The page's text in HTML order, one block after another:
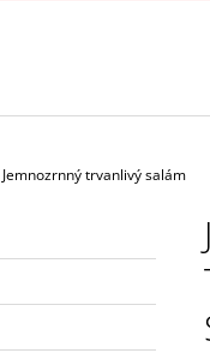
Jemnozrnný trvanlivý salám